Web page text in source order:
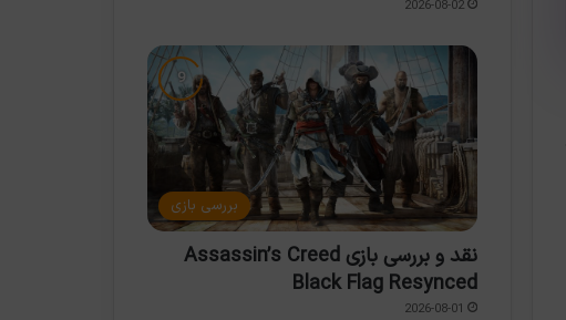
2026-08-02
بررسی بازی
نقد و بررسی بازی Assassin’s Creed
Black Flag Resynced
2026-08-01